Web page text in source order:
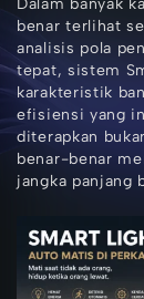
Dalam banyak
benar terlihat
analisis pola
tepat, sistem
karakteristik
efisiensi yang
diterapkan
benar-benar
jangka panjang